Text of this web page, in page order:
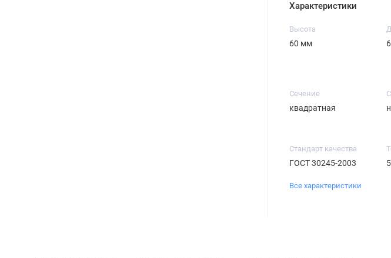
Характеристики
Высота
60 мм
Сечение
квадратная
Стандарт качества
ГОСТ 30245-2003
Все характеристики